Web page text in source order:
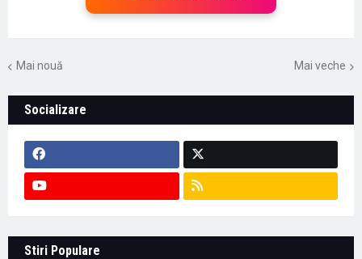
Mai nouă Mai veche
Socializare
Stiri Populare